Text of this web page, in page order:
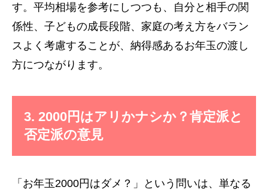
す。平均相場を参考にしつつも、自分と相手の関
係性、子どもの成長段階、家庭の考え方をバラン
スよく考慮することが、納得感あるお年玉の渡し
方につながります。
3. 2000円はアリかナシか？肯定派と
否定派の意見
「お年玉2000円はダメ？」という問いは、単なる